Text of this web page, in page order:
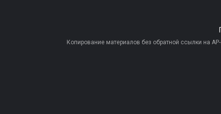
Копирование материалов без обратной ссылки на